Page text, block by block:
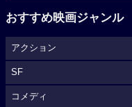
おすすめ映画ジャンル
アクション
SF
コメディ